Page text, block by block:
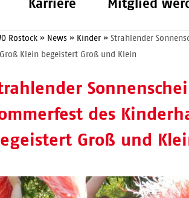
Karriere Mitglied
Rostock » News » Kinder »Strahlender
Klein begeistert Groß und Klein
des
Groß und